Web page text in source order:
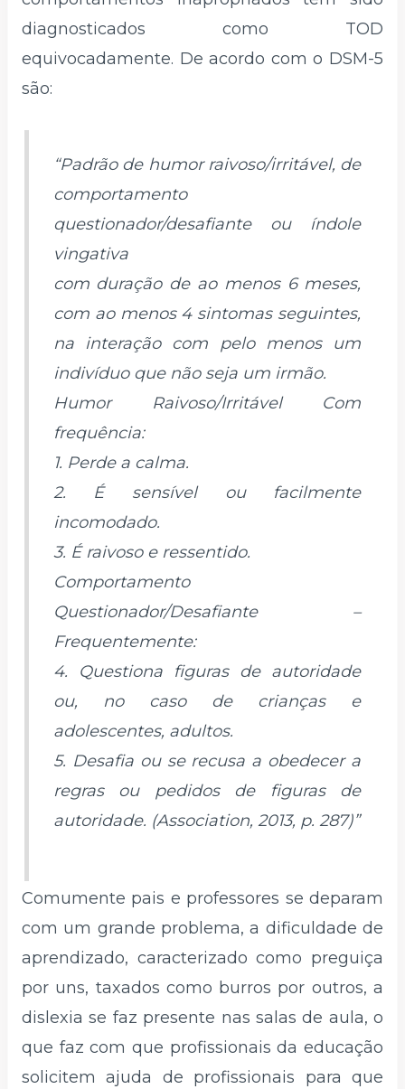
diagnosticados como TOD
equivocadamente. De acordo com o DSM-5
são:
“Padrão de humor raivoso/irritável, de
comportamento
questionador/desafiante ou índole
vingativa
com duração de ao menos 6 meses,
com ao menos 4 sintomas seguintes,
na interação com pelo menos um
indivíduo que não seja um irmão.
Humor Raivoso/Irritável Com
frequência:
1. Perde a calma.
2. É sensível ou facilmente
incomodado.
3. É raivoso e ressentido.
Comportamento
Questionador/Desafiante –
Frequentemente:
4. Questiona figuras de autoridade
ou, no caso de crianças e
adolescentes, adultos.
5. Desafia ou se recusa a obedecer a
regras ou pedidos de figuras de
autoridade. (Association, 2013, p. 287)”
Comumente pais e professores se deparam
com um grande problema, a dificuldade de
aprendizado, caracterizado como preguiça
por uns, taxados como burros por outros, a
dislexia se faz presente nas salas de aula, o
que faz com que profissionais da educação
solicitem ajuda de profissionais para que